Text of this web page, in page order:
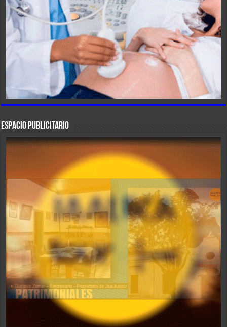
ESPACIO PUBLICITARIO